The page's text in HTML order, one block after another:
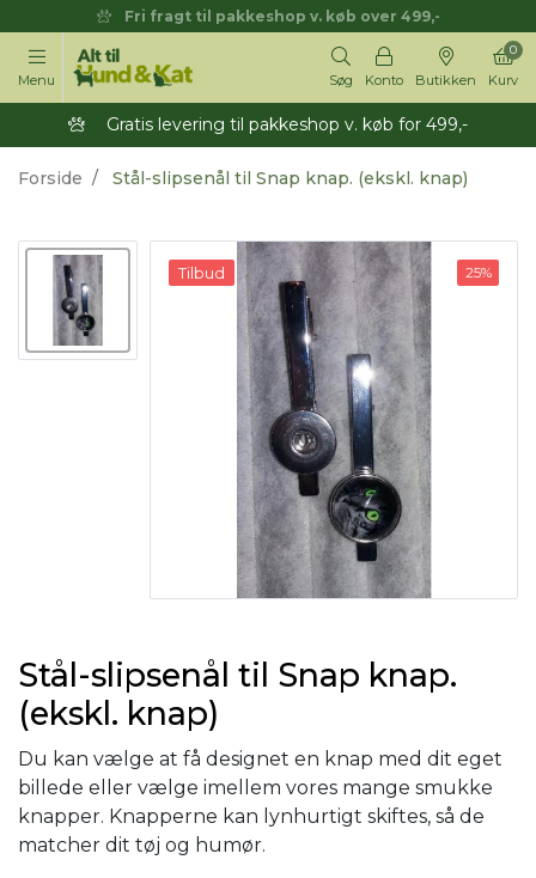
Fri fragt til pakkeshop v. køb over 499,-
Menu Søg Konto Butikken Kurv
0
Gratis levering til pakkeshop v. køb for 499,-
Forside Stål-slipsenål til Snap knap. (ekskl. knap)
Tilbud 25%
Stål-slipsenål til Snap knap.
(ekskl. knap)
Du kan vælge at få designet en knap med dit eget
billede eller vælge imellem vores mange smukke
knapper. Knapperne kan lynhurtigt skiftes, så de
matcher dit tøj og humør.